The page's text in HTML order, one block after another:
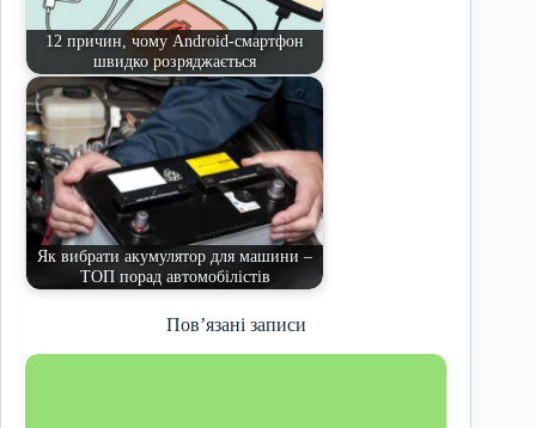
12 причин, чому Android-смартфон
швидко розряджається
Як вибрати акумулятор для машини –
ТОП порад автомобілістів
Пов’язані записи